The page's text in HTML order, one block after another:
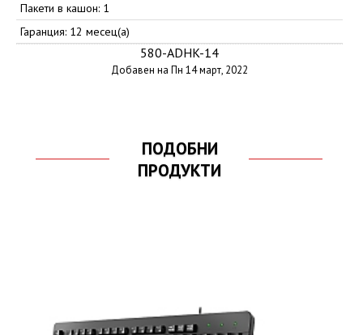
Пакети в кашон: 1
Гаранция: 12 месец(а)
580-ADHK-14
Добавен на Пн 14 март, 2022
ПОДОБНИ
ПРОДУКТИ